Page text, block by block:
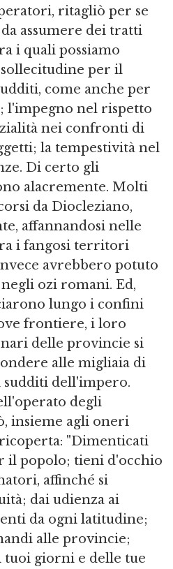
ritagliò per se
assumere dei tratti
i quali possiamo
per il
come anche per
l'impegno nel rispetto
nei confronti di
la tempestività nel
Di certo gli
alacremente. Molti
da Diocleziano,
affannandosi nelle
i fangosi territori
avrebbero potuto
ozi romani. Ed,
lungo i confini
frontiere, i loro
delle provincie si
alle migliaia di
sudditi dell'impero.
degli
insieme agli oneri
"Dimenticati
il popolo; tieni d'occhio
affinché si
dai udienza ai
da ogni latitudine;
alle provincie;
tuoi giorni e delle tue